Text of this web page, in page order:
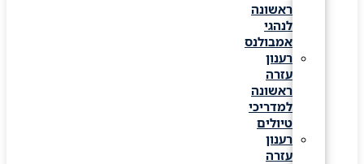
ראשונה
לנהגי
אמבולנס
רענון
עזרה
ראשונה
למדריכי
טיולים
רענון
עזרה